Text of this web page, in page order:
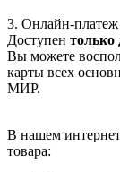
3. Онлайн-платеж
Доступен только
Вы можете
карты всех
МИР.
В нашем
товара: